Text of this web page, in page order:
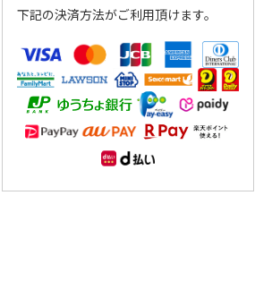
下記の決済方法がご利用頂けます。